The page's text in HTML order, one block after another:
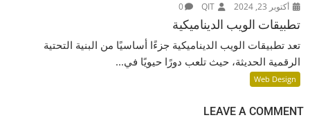
أكتوبر 23, 2024 QIT
0
تطبيقات الويب الديناميكية
تعد تطبيقات الويب الديناميكية جزءًا أساسيًا من البنية التحتية
الرقمية الحديثة، حيث تلعب دورًا حيويًا في...
Web Design
LEAVE A COMMENT